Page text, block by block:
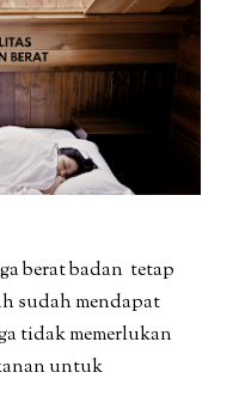
berat badan tetap
sudah mendapat
tidak memerlukan
untuk